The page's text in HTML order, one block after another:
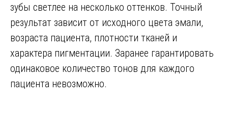
зубы светлее на несколько оттенков. Точный
результат зависит от исходного цвета эмали,
возраста пациента, плотности тканей и
характера пигментации. Заранее гарантировать
одинаковое количество тонов для каждого
пациента невозможно.